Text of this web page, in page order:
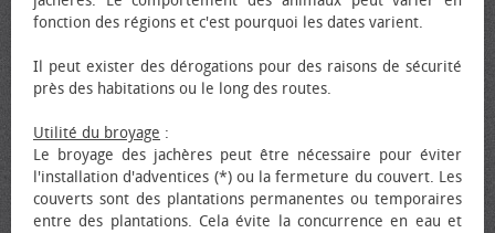
fonction des régions et c'est pourquoi les dates varient.
Il peut exister des dérogations pour des raisons de sécurité
près des habitations ou le long des routes.
Utilité du broyage :
Le broyage des jachères peut être nécessaire pour éviter
l'installation d'adventices (*) ou la fermeture du couvert. Les
couverts sont des plantations permanentes ou temporaires
entre des plantations. Cela évite la concurrence en eau et